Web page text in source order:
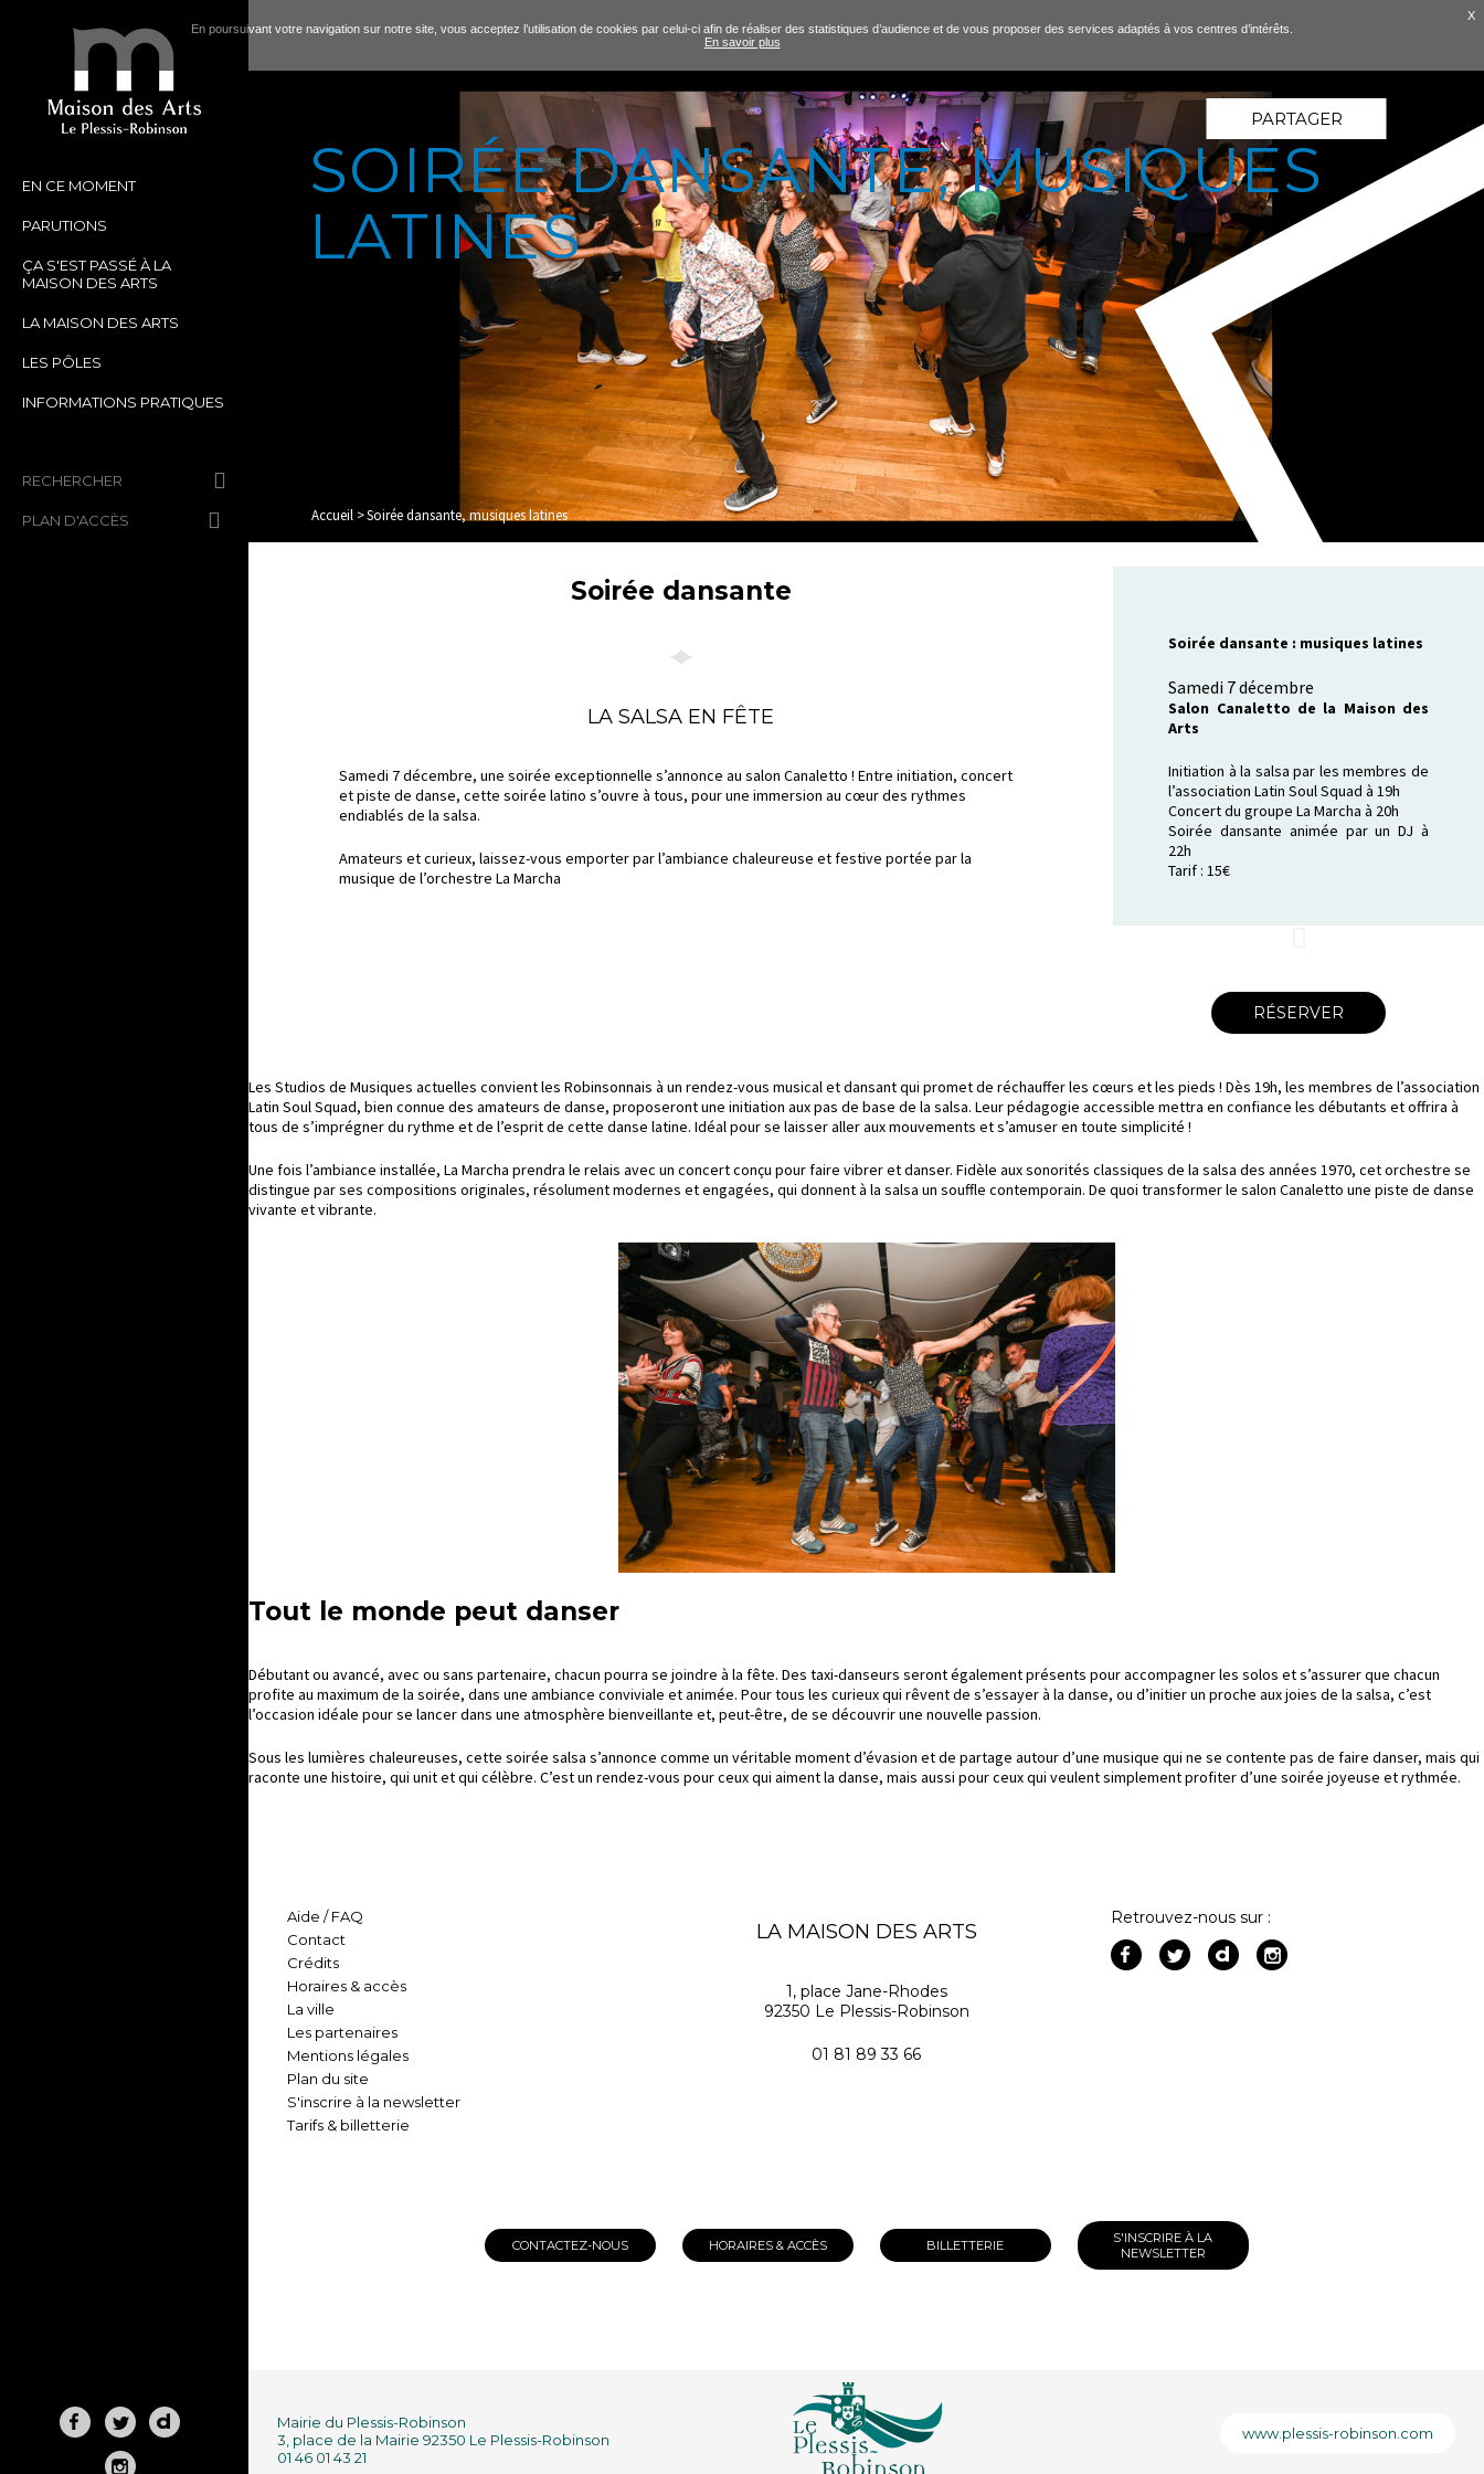
En poursuivant votre navigation sur notre site, vous acceptez l’utilisation de cookies par celui-ci afin de réaliser des statistiques d’audience et de vous proposer des services adaptés à vos centres d’intérêts.
En savoir plus
X
EN CE MOMENT
PARUTIONS
ÇA S'EST PASSÉ À LA
MAISON DES ARTS
LA MAISON DES ARTS
LES PÔLES
INFORMATIONS PRATIQUES
RECHERCHER
PLAN D'ACCÈS
SOIRÉE DANSANTE, MUSIQUES
LATINES
PARTAGER
Accueil >Soirée dansante, musiques latines
Soirée dansante
LA SALSA EN FÊTE
Samedi 7 décembre, une soirée exceptionnelle s’annonce au salon Canaletto ! Entre initiation, concert
et piste de danse, cette soirée latino s’ouvre à tous, pour une immersion au cœur des rythmes
endiablés de la salsa.
Amateurs et curieux, laissez-vous emporter par l’ambiance chaleureuse et festive portée par la
musique de l’orchestre La Marcha
Soirée dansante : musiques latines
Samedi 7 décembre
Salon Canaletto de la Maison des
Arts
Initiation à la salsa par les membres de
l’association Latin Soul Squad à 19h
Concert du groupe La Marcha à 20h
Soirée dansante animée par un DJ à
22h
Tarif : 15€
RÉSERVER
Les Studios de Musiques actuelles convient les Robinsonnais à un rendez-vous musical et dansant qui promet de réchauffer les cœurs et les pieds ! Dès 19h, les membres de l’association
Latin Soul Squad, bien connue des amateurs de danse, proposeront une initiation aux pas de base de la salsa. Leur pédagogie accessible mettra en confiance les débutants et offrira à
tous de s’imprégner du rythme et de l’esprit de cette danse latine. Idéal pour se laisser aller aux mouvements et s’amuser en toute simplicité !
Une fois l’ambiance installée, La Marcha prendra le relais avec un concert conçu pour faire vibrer et danser. Fidèle aux sonorités classiques de la salsa des années 1970, cet orchestre se
distingue par ses compositions originales, résolument modernes et engagées, qui donnent à la salsa un souffle contemporain. De quoi transformer le salon Canaletto une piste de danse
vivante et vibrante.
Tout le monde peut danser
Débutant ou avancé, avec ou sans partenaire, chacun pourra se joindre à la fête. Des taxi-danseurs seront également présents pour accompagner les solos et s’assurer que chacun
profite au maximum de la soirée, dans une ambiance conviviale et animée. Pour tous les curieux qui rêvent de s’essayer à la danse, ou d’initier un proche aux joies de la salsa, c’est
l’occasion idéale pour se lancer dans une atmosphère bienveillante et, peut-être, de se découvrir une nouvelle passion.
Sous les lumières chaleureuses, cette soirée salsa s’annonce comme un véritable moment d’évasion et de partage autour d’une musique qui ne se contente pas de faire danser, mais qui
raconte une histoire, qui unit et qui célèbre. C’est un rendez-vous pour ceux qui aiment la danse, mais aussi pour ceux qui veulent simplement profiter d’une soirée joyeuse et rythmée.
Retrouvez-nous sur :
LA MAISON DES ARTS
1, place Jane-Rhodes
92350 Le Plessis-Robinson
01 81 89 33 66
Aide / FAQ
Contact
Crédits
Horaires & accès
La ville
Les partenaires
Mentions légales
Plan du site
S'inscrire à la newsletter
Tarifs & billetterie
CONTACTEZ-NOUS HORAIRES & ACCÈS BILLETTERIE
S'INSCRIRE À LA
NEWSLETTER
Mairie du Plessis-Robinson
3, place de la Mairie 92350 Le Plessis-Robinson
01 46 01 43 21
www.plessis-robinson.com